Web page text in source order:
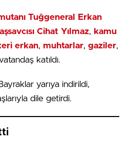
Tuğgeneral Erkan
Cihat Yılmaz, kamu
erkan, muhtarlar, gaziler,
katıldı.
yarıya indirildi,
dile getirdi.